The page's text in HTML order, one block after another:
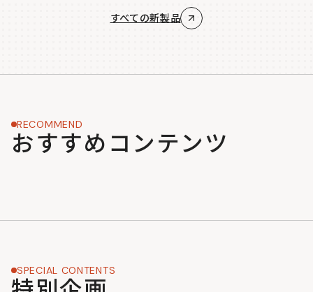
すべての新製品
RECOMMEND
おすすめコンテンツ
SPECIAL CONTENTS